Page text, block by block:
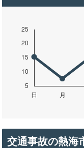
交通事故の熱海